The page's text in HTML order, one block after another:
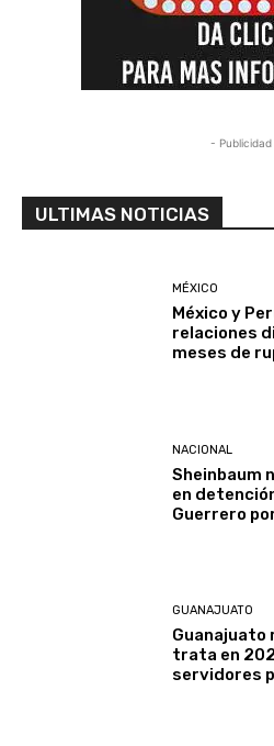
- Publicidad
ULTIMAS NOTICIAS
MÉXICO
México y
relaciones
meses de
NACIONAL
Sheinbaum
en
Guerrero
GUANAJUATO
Guanajuato
trata en
servidores